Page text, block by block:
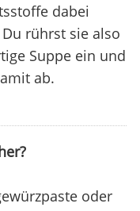
dabei
rührst sie also
Suppe ein und
ab.
oder